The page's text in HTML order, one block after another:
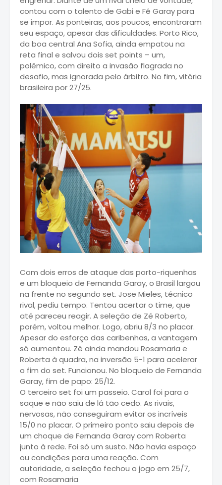
contou com o talento de Gabi e Fê Garay para
se impor. As ponteiras, aos poucos, encontraram
seu espaço, apesar das dificuldades. Porto Rico,
da boa central Ana Sofia, ainda empatou na
reta final e salvou dois set points – um,
polêmico, com direito a invasão flagrada no
desafio, mas ignorada pelo árbitro. No fim, vitória
brasileira por 27/25.
Com dois erros de ataque das porto-riquenhas
e um bloqueio de Fernanda Garay, o Brasil largou
na frente no segundo set. Jose Mieles, técnico
rival, pediu tempo. Tentou acertar o time, que
até pareceu reagir. A seleção de Zé Roberto,
porém, voltou melhor. Logo, abriu 8/3 no placar.
Apesar do esforço das caribenhas, a vantagem
só aumentou. Zé ainda mandou Rosamaria e
Roberta à quadra, na inversão 5-1 para acelerar
o fim do set. Funcionou. No bloqueio de Fernanda
Garay, fim de papo: 25/12.
O terceiro set foi um passeio. Carol foi para o
saque e não saiu de lá tão cedo. As rivais,
nervosas, não conseguiram evitar os incríveis
15/0 no placar. O primeiro ponto saiu depois de
um choque de Fernanda Garay com Roberta
junto à rede. Foi só um susto. Não havia espaço
ou condições para uma reação. Com
autoridade, a seleção fechou o jogo em 25/7,
com Rosamaria